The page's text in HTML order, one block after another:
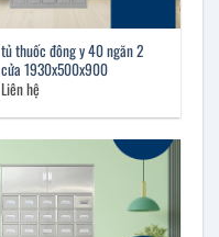
tủ thuốc đông y 40 ngăn 2
cửa 1930x500x900
Liên hệ